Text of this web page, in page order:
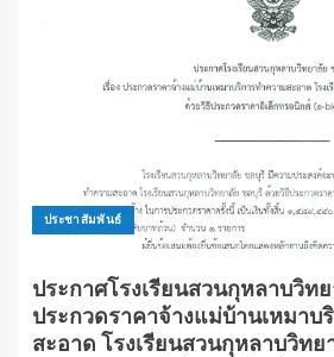
ประชาสัมพันธ์
ประกาศโรงเรียนสวนกุหลาบวิท
ประกวดราคาจ้างแม่บ้านเหมาบ
สะอาด โรงเรียนสวนกุหลาบวิท